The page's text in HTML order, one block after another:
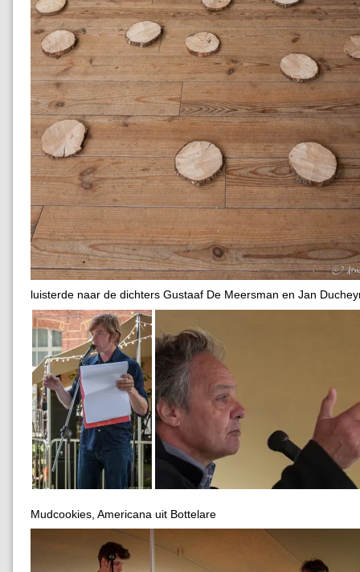
luisterde naar de dichters Gustaaf De Meersman en Jan
Mudcookies, Americana uit Bottelare